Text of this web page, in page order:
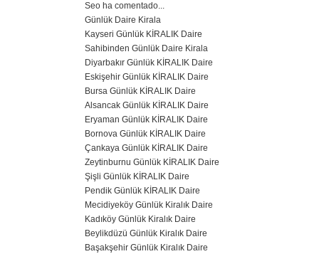
Seo ha comentado...
Günlük Daire Kirala
Kayseri Günlük KİRALIK Daire
Sahibinden Günlük Daire Kirala
Diyarbakır Günlük KİRALIK Daire
Eskişehir Günlük KİRALIK Daire
Bursa Günlük KİRALIK Daire
Alsancak Günlük KİRALIK Daire
Eryaman Günlük KİRALIK Daire
Bornova Günlük KİRALIK Daire
Çankaya Günlük KİRALIK Daire
Zeytinburnu Günlük KİRALIK Daire
Şişli Günlük KİRALIK Daire
Pendik Günlük KİRALIK Daire
Mecidiyeköy Günlük Kiralık Daire
Kadıköy Günlük Kiralık Daire
Beylikdüzü Günlük Kiralık Daire
Başakşehir Günlük Kiralık Daire